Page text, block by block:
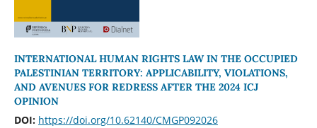
INTERNATIONAL HUMAN RIGHTS LAW IN THE OCCUPIED
PALESTINIAN TERRITORY: APPLICABILITY, VIOLATIONS,
AND AVENUES FOR REDRESS AFTER THE 2024 ICJ
OPINION
DOI: https://doi.org/10.62140/CMGP092026